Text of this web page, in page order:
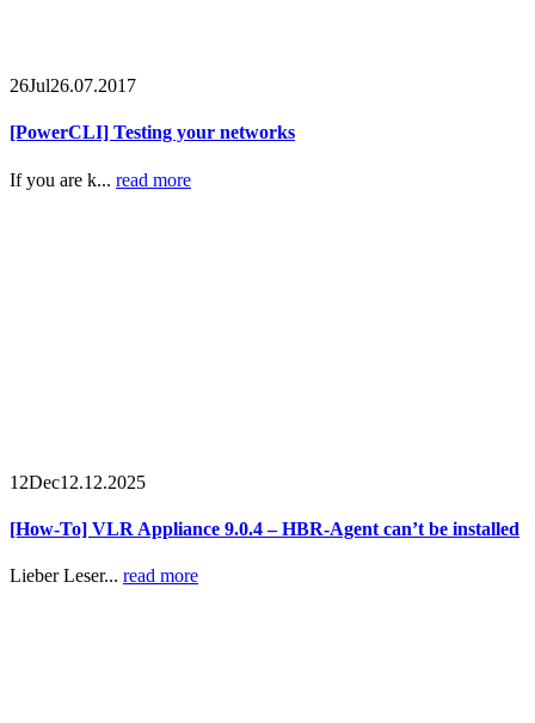
26Jul26.07.2017
[PowerCLI] Testing your networks
If you are k... read more
12Dec12.12.2025
[How-To] VLR Appliance 9.0.4 – HBR-Agent can’t be installed
Lieber Leser... read more